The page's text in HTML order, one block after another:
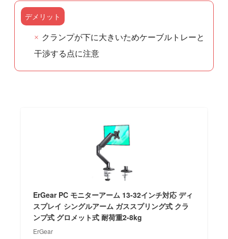
デメリット
クランプが下に大きいためケーブルトレーと
干渉する点に注意
ErGear PC モニターアーム 13-32インチ対応 ディ
スプレイ シングルアーム ガススプリング式 クラ
ンプ式 グロメット式 耐荷重2-8kg
ErGear